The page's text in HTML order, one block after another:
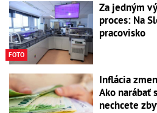
FOTO
Za jedným
proces: Na
pracovisko
Inflácia
Ako narábať
nechcete